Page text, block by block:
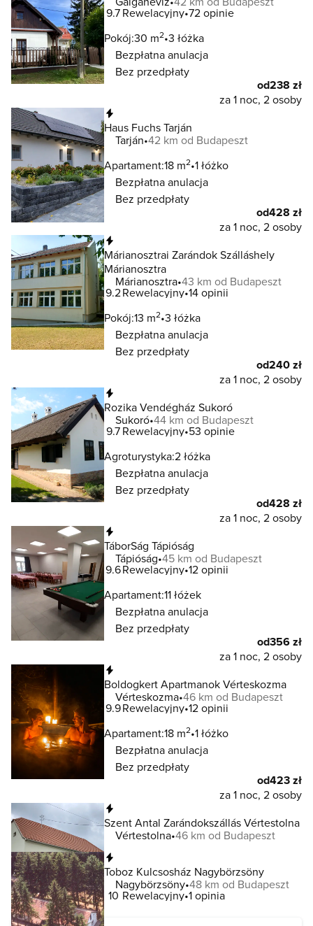
9.7Rewelacyjny 72 opinie
Pokój:30 m2 3 łóżka
Bezpłatna anulacja
Bez przedpłaty
od238 zł
za 1 noc, 2 osoby
Haus Fuchs Tarján
Tarján 42 km od Budapeszt
Apartament:18 m2 1 łóżko
Bezpłatna anulacja
Bez przedpłaty
od428 zł
za 1 noc, 2 osoby
Márianosztrai Zarándok Szálláshely
Márianosztra
Márianosztra 43 km od Budapeszt
9.2Rewelacyjny 14 opinii
Pokój:13 m2 3 łóżka
Bezpłatna anulacja
Bez przedpłaty
od240 zł
za 1 noc, 2 osoby
Rozika Vendégház Sukoró
Sukoró 44 km od Budapeszt
9.7Rewelacyjny 53 opinie
Agroturystyka:2 łóżka
Bezpłatna anulacja
Bez przedpłaty
od428 zł
za 1 noc, 2 osoby
TáborSág Tápióság
Tápióság 45 km od Budapeszt
9.6Rewelacyjny 12 opinii
Apartament:11 łóżek
Bezpłatna anulacja
Bez przedpłaty
od356 zł
za 1 noc, 2 osoby
Boldogkert Apartmanok Vérteskozma
Vérteskozma 46 km od Budapeszt
9.9Rewelacyjny 12 opinii
Apartament:18 m2 1 łóżko
Bezpłatna anulacja
Bez przedpłaty
od423 zł
za 1 noc, 2 osoby
Szent Antal Zarándokszállás Vértestolna
Vértestolna 46 km od Budapeszt
Toboz Kulcsosház Nagybörzsöny
Nagybörzsöny 48 km od Budapeszt
10 Rewelacyjny 1 opinia